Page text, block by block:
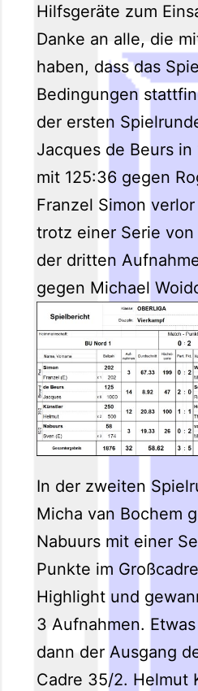
Hilfsgeräte zum
Danke an alle, die
haben, dass das
Bedingungen
der ersten
Jacques de Beurs in
mit 125:36 gegen
Franzel Simon
trotz einer Serie von
der dritten
gegen Michael
In der zweiten
Micha van Bochem
Nabuurs mit einer
Punkte im
Highlight und
3 Aufnahmen.
dann der Ausgang
Cadre 35/2. Helmut